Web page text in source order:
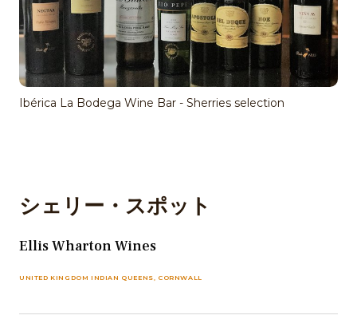
Ibérica La Bodega Wine Bar - Sherries selection
シェリー・スポット
Ellis Wharton Wines
UNITED KINGDOM INDIAN QUEENS, CORNWALL